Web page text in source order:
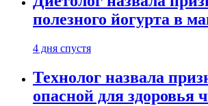
полезного йогурта в
4 дня спустя
Технолог назвала
опасной для здоровья